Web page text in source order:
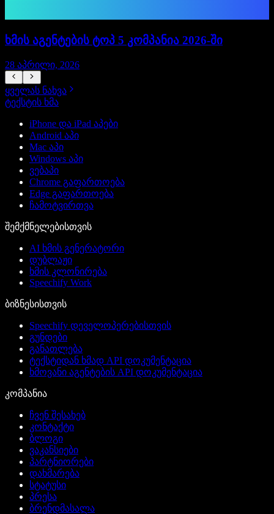
ხმის აგენტების ტოპ 5 კომპანია 2026-ში
28 აპრილი, 2026
ყველას ნახვა
ტექსტის ხმა
iPhone და iPad აპები
Android აპი
Mac აპი
Windows აპი
ვებაპი
Chrome გაფართოება
Edge გაფართოება
ჩამოტვირთვა
შემქმნელებისთვის
AI ხმის გენერატორი
დუბლაჟი
ხმის კლონირება
Speechify Work
ბიზნესისთვის
Speechify დეველოპერებისთვის
გუნდები
განათლება
ტექსტიდან ხმად API დოკუმენტაცია
ხმოვანი აგენტების API დოკუმენტაცია
კომპანია
ჩვენ შესახებ
კონტაქტი
ბლოგი
ვაკანსიები
პარტნიორები
დახმარება
სტატუსი
პრესა
ბრენდმასალა